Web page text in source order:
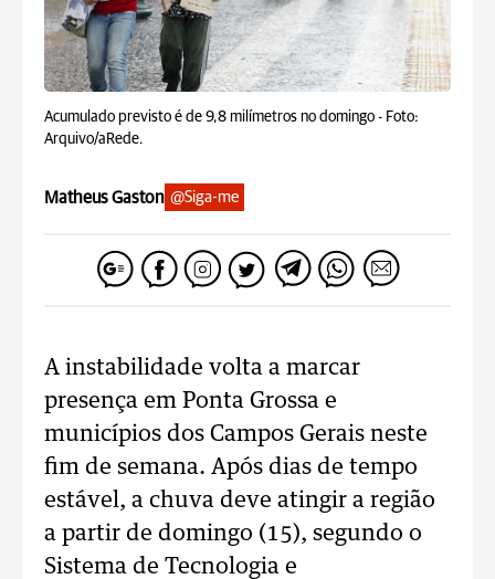
Acumulado previsto é de 9,8 milímetros no domingo - Foto:
Arquivo/aRede.
Matheus Gaston @Siga-me
A instabilidade volta a marcar
presença em Ponta Grossa e
municípios dos Campos Gerais neste
fim de semana. Após dias de tempo
estável, a chuva deve atingir a região
a partir de domingo (15), segundo o
Sistema de Tecnologia e